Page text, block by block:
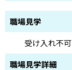
職場見学
受け入れ不可
職場見学詳細